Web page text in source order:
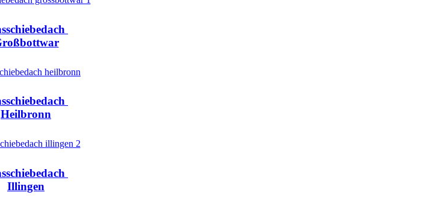
Heilbronn
Illingen